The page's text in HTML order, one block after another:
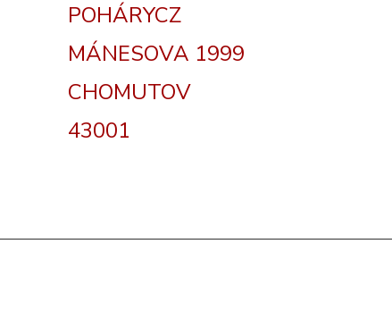
POHÁRYCZ
MÁNESOVA 1999
CHOMUTOV
43001